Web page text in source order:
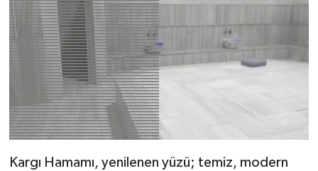
Kargı Hamamı, yenilenen yüzü; temiz, modern